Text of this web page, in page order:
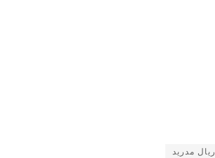
ريال مدريد